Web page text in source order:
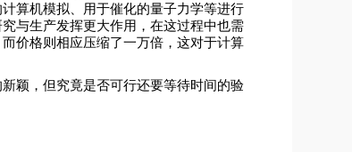
算机模拟、用于催化的量子力学等进行
与生产发挥更大作用，在这过程中也需
价格则相应压缩了一万倍，这对于计算
新颖，但究竟是否可行还要等待时间的验